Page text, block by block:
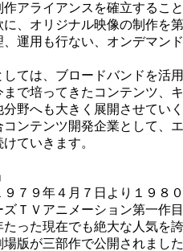
アライアンスを確立するこ
、オリジナル映像の制作を
運用も行ない、オンデマン
ては、ブロードバンドを活
で培ってきたコンテンツ、
野へも大きく展開させてい
ンテンツ開発企業として、
ていきます。
７９年４月７日より１９８
ＴＶアニメーション第一作
った現在でも絶大な人気を
版が三部作で公開されました